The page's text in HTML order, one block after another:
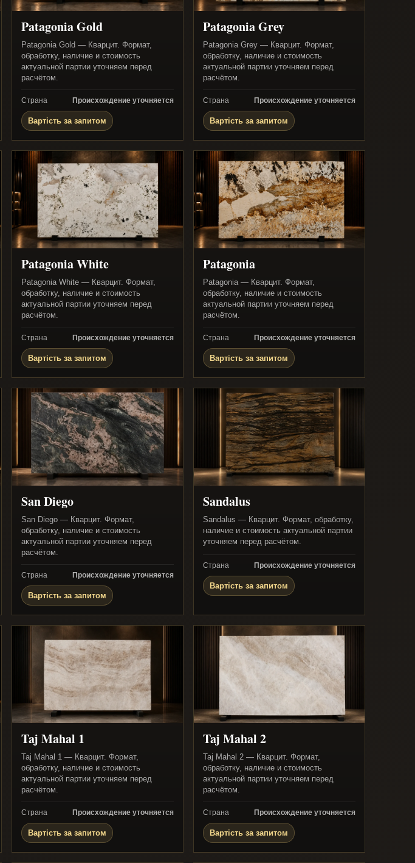
Patagonia Gold
Patagonia Gold — Кварцит. Формат,
обработку, наличие и стоимость
актуальной партии уточняем перед
расчётом.
Страна Происхождение уточняется
Вартість за запитом
Patagonia Grey
Patagonia Grey — Кварцит. Формат,
обработку, наличие и стоимость
актуальной партии уточняем перед
расчётом.
Страна Происхождение уточняется
Вартість за запитом
Patagonia White
Patagonia White — Кварцит. Формат,
обработку, наличие и стоимость
актуальной партии уточняем перед
расчётом.
Страна Происхождение уточняется
Вартість за запитом
Patagonia
Patagonia — Кварцит. Формат,
обработку, наличие и стоимость
актуальной партии уточняем перед
расчётом.
Страна Происхождение уточняется
Вартість за запитом
San Diego
San Diego — Кварцит. Формат,
обработку, наличие и стоимость
актуальной партии уточняем перед
расчётом.
Страна Происхождение уточняется
Вартість за запитом
Sandalus
Sandalus — Кварцит. Формат, обработку,
наличие и стоимость актуальной партии
уточняем перед расчётом.
Страна Происхождение уточняется
Вартість за запитом
Taj Mahal 1
Taj Mahal 1 — Кварцит. Формат,
обработку, наличие и стоимость
актуальной партии уточняем перед
расчётом.
Страна Происхождение уточняется
Вартість за запитом
Taj Mahal 2
Taj Mahal 2 — Кварцит. Формат,
обработку, наличие и стоимость
актуальной партии уточняем перед
расчётом.
Страна Происхождение уточняется
Вартість за запитом